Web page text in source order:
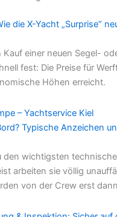
die X-Yacht „Surprise“
Kauf einer neuen Segel-
fest: Die Preise für
Höhen erreicht.
Typische Anzeichen
den wichtigsten
arbeiten sie völlig
von der Crew erst dann